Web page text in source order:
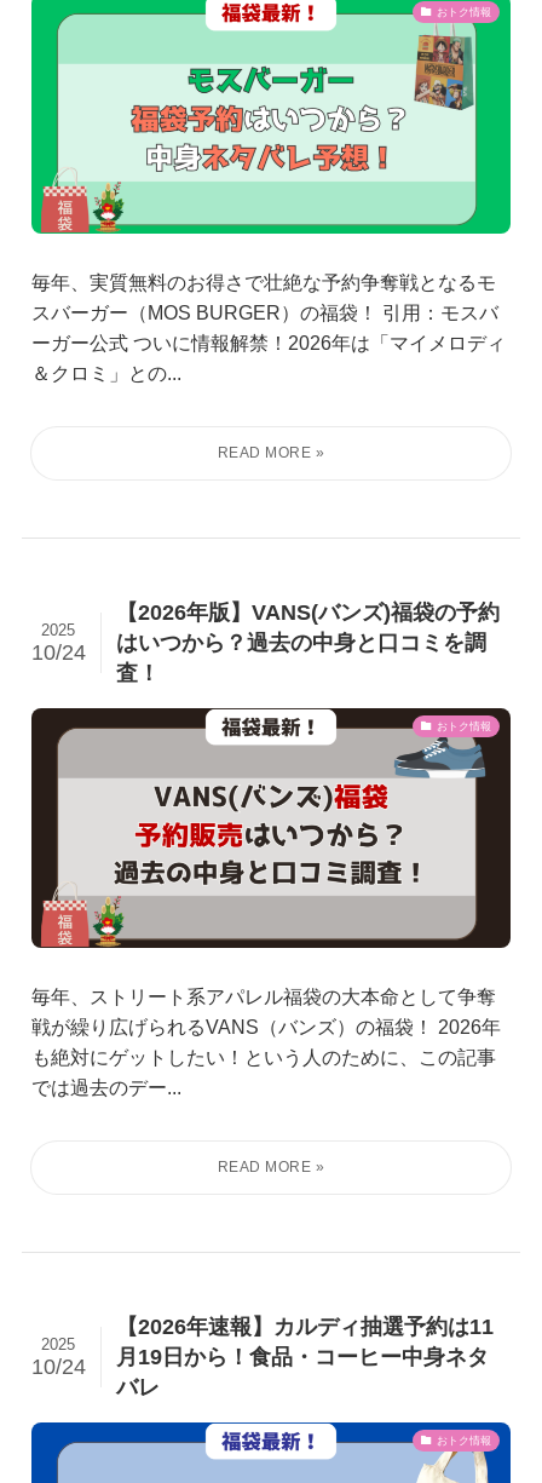
おトク情報
毎年、実質無料のお得さで壮絶な予約争奪戦となるモ
スバーガー（MOS BURGER）の福袋！ 引用：モスバ
ーガー公式 ついに情報解禁！2026年は「マイメロディ
＆クロミ」との...
【2026年版】VANS(バンズ)福袋の予約
はいつから？過去の中身と口コミを調
査！
2025
10/24
おトク情報
毎年、ストリート系アパレル福袋の大本命として争奪
戦が繰り広げられるVANS（バンズ）の福袋！ 2026年
も絶対にゲットしたい！という人のために、この記事
では過去のデー...
【2026年速報】カルディ抽選予約は11
月19日から！食品・コーヒー中身ネタ
バレ
2025
10/24
おトク情報